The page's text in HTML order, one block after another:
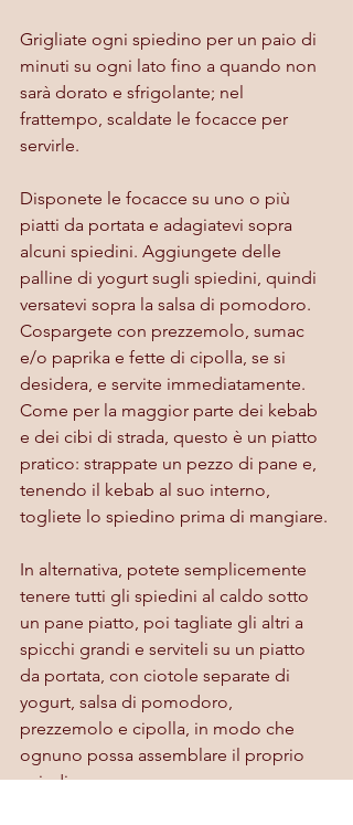
Grigliate ogni spiedino per un paio di
minuti su ogni lato fino a quando non
sarà dorato e sfrigolante; nel
frattempo, scaldate le focacce per
servirle.
Disponete le focacce su uno o più
piatti da portata e adagiatevi sopra
alcuni spiedini. Aggiungete delle
palline di yogurt sugli spiedini, quindi
versatevi sopra la salsa di pomodoro.
Cospargete con prezzemolo, sumac
e/o paprika e fette di cipolla, se si
desidera, e servite immediatamente.
Come per la maggior parte dei kebab
e dei cibi di strada, questo è un piatto
pratico: strappate un pezzo di pane e,
tenendo il kebab al suo interno,
togliete lo spiedino prima di mangiare.
In alternativa, potete semplicemente
tenere tutti gli spiedini al caldo sotto
un pane piatto, poi tagliate gli altri a
spicchi grandi e serviteli su un piatto
da portata, con ciotole separate di
yogurt, salsa di pomodoro,
prezzemolo e cipolla, in modo che
ognuno possa assemblare il proprio
spiedino.